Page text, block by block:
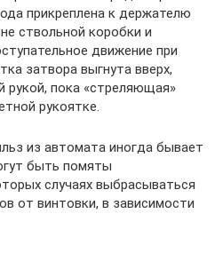
прикреплена к держателю
ствольной коробки и
движение при
затвора выгнута вверх,
рукой, пока «стреляющая»
рукоятке.
из автомата иногда бывает
быть помяты
случаях выбрасываться
от винтовки, в зависимости